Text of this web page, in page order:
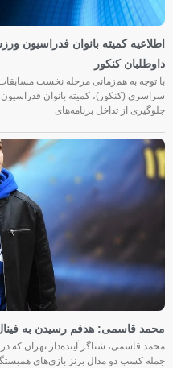
اطلاعیه کمیته بانوان فدراسیون
داوطلبان کنکور
با توجه به هم‌زمانی مرحله نخست مسابقات
سراسری (کنکور)، کمیته بانوان فدراسیون
جلوگیری از تداخل برنامه‌های
محمد قاسمی: هدفم رسیدن به فینال ۴۰۰ متر بازی‌های آسیایی
محمد قاسمی، شناگر آینده‌دار تهران که در
جمله کسب دو مدال برنز بازی‌های